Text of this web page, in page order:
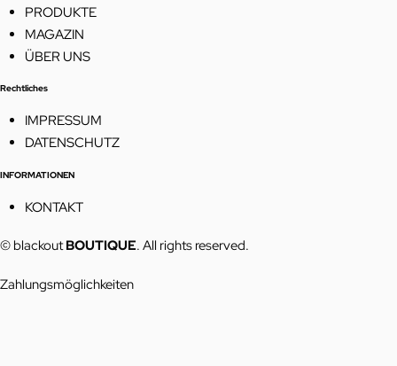
PRODUKTE
MAGAZIN
ÜBER UNS
Rechtliches
IMPRESSUM
DATENSCHUTZ
INFORMATIONEN
KONTAKT
© blackoutBOUTIQUE. All rights reserved.
Zahlungsmöglichkeiten